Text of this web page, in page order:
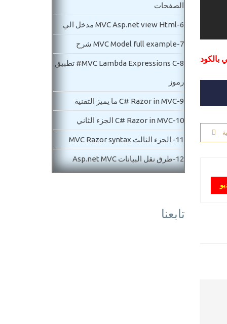
بالكود
الصفحات
6- MVC Asp.net view Html مدخل الي
7- MVC Model full example شرح
8- MVC Lambda Expressions C# تطبيق
رموز
9- C# Razor in MVC ما يميز التقنية
10- C# Razor in MVC الجزء الثاني
11- الجزء الثالث MVC Razor syntax
12- طرق نقل البيانات Asp.net MVC
Passing data in MVC
تابعنا